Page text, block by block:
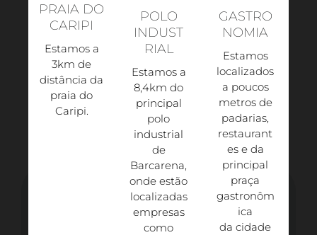
PRAIA DO
CARIPI
Estamos a
3km de
distância da
praia do
Caripi.​
POLO
INDUST
RIAL
Estamos a
8,4km do
principal
polo
industrial
de
Barcarena,
onde estão
localizadas
empresas
como
GASTRO
NOMIA
Estamos
localizados
a poucos
metros de
padarias,
restaurant
es e da
principal
praça
gastronôm
ica
da cidade